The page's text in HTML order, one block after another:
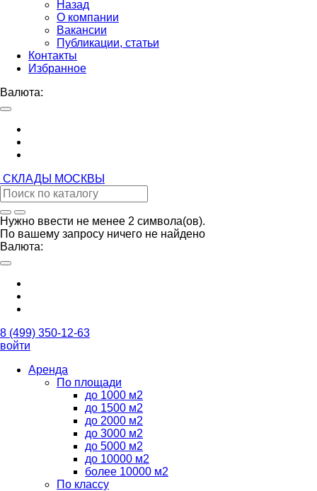
Назад
О компании
Вакансии
Публикации, статьи
Контакты
Избранное
Валюта:
СКЛАДЫ МОСКВЫ
Нужно ввести не менее 2 символа(ов).
По вашему запросу ничего не найдено
Валюта:
8 (499) 350-12-63
войти
Аренда
По площади
до 1000 м2
до 1500 м2
до 2000 м2
до 3000 м2
до 5000 м2
до 10000 м2
более 10000 м2
По классу